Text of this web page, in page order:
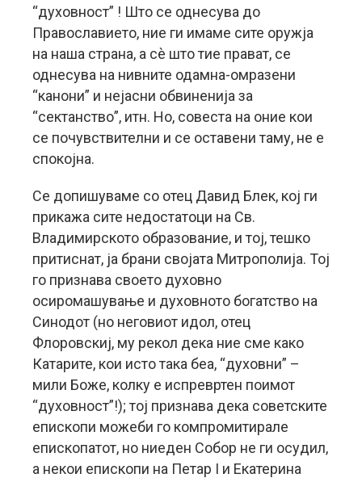
“духовност” ! Што се однесува до
Православието, ние ги имаме сите оружја
на наша страна, а сè што тие прават, се
однесува на нивните одамна-омразени
“канони” и нејасни обвиненија за
“сектанство”, итн. Но, совеста на оние кои
се почувствителни и се оставени таму, не е
спокојна.
Се допишуваме со отец Давид Блек, кој ги
прикажа сите недостатоци на Св.
Владимирското образование, и тој, тешко
притиснат, ја брани својата Митрополија. Тој
го признава своето духовно
осиромашување и духовното богатство на
Синодот (но неговиот идол, отец
Флоровскиј, му рекол дека ние сме како
Катарите, кои исто така беа, “духовни” –
мили Боже, колку е испревртен поимот
“духовност”!); тој признава дека советските
епископи можеби го компромитирале
епископатот, но ниеден Собор не ги осудил,
а некои епископи на Петар Ι и Екатерина